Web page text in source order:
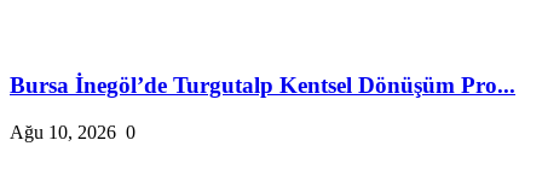
Bursa İnegöl’de Turgutalp Kentsel Dönüşüm Pro...
Ağu 10, 2026 0